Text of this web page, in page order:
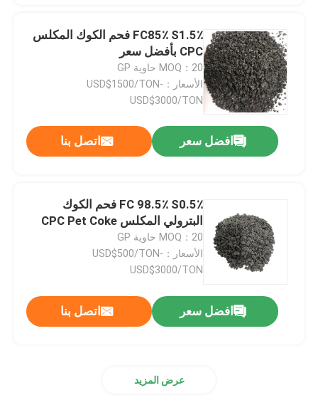
منتجات
معلومات عنا
جولة في المعمل
اتصل بنا
أخبار
حالات
FC85٪ S1.5٪ فحم الكوك المكلس
CPC بأفضل سعر
MOQ：20 حاوية GP
الأسعار：USD$1500/TON-
USD$3000/TON
افضل سعر اتصل بنا
FC 98.5٪ S0.5٪ فحم الكوك
البترولي المكلس CPC Pet Coke
MOQ：20 حاوية GP
الأسعار：USD$500/TON-
USD$3000/TON
افضل سعر اتصل بنا
عرض المزيد